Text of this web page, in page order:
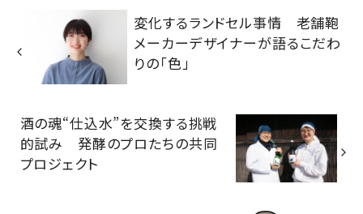
変化するランドセル事情 老舗鞄
メーカーデザイナーが語るこだわ
りの「色」
酒の魂“仕込水”を交換する挑戦
的試み 発酵のプロたちの共同
プロジェクト